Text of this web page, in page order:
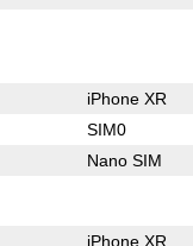
iPhone XR
SIM0
Nano SIM
iPhone XR